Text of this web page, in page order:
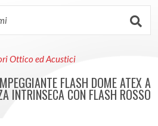
Ottico ed Acustici
FLASH DOME ATEX A
INTRINSECA CON FLASH ROSSO